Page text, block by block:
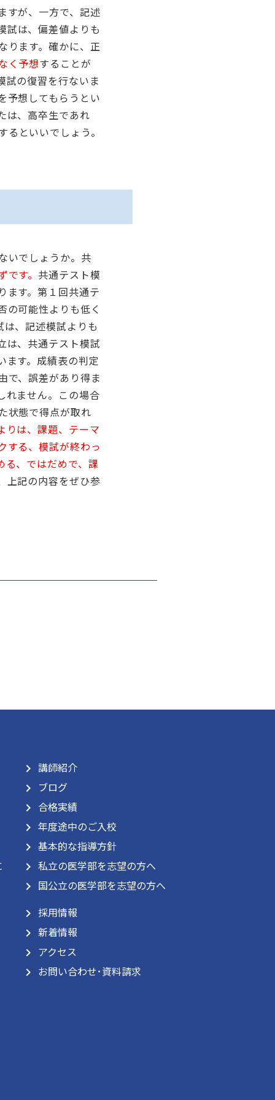
すが、一方で、記述
試は、偏差値よりも
ります。確かに、正
く予想することが
試の復習を行ないま
予想してもらうとい
は、高卒生であれ
といいでしょう。
いでしょうか。共
す。 共通テスト模
ます。第１回共通テ
の可能性よりも低く
、記述模試よりも
は、共通テスト模試
ます。成績表の判定
で、誤差があり得ま
れません。この場合
状態で得点が取れ
りは、課題、テーマ
する、模試が終わっ
る、ではだめで、課
上記の内容をぜひ参
navigate_next 講師紹介
navigate_next ブログ
navigate_next 合格実績
navigate_next 年度途中のご入校
navigate_next 基本的な指導方針
navigate_next 私立の医学部を志望の方へ
navigate_next 国公立の医学部を志望の方へ
navigate_next 採用情報
navigate_next 新着情報
navigate_next アクセス
navigate_next お問い合わせ･資料請求